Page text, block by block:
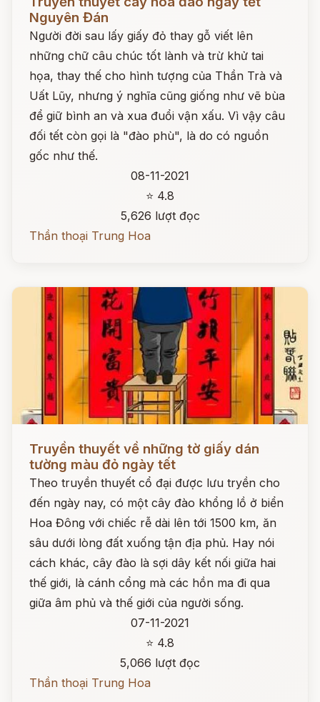
Nguyên Đán
Người đời sau lấy giấy đỏ thay gỗ viết lên
những chữ câu chúc tốt lành và trừ khử tai
họa, thay thế cho hình tượng của Thần Trà và
Uất Lũy, nhưng ý nghĩa cũng giống như vẽ bùa
để giữ bình an và xua đuổi vận xấu. Vì vậy câu
đối tết còn gọi là "đào phù", là do có nguồn
gốc như thế.
08-11-2021
⭐ 4.8
5,626 lượt đọc
Thần thoại Trung Hoa
Đọc ngay
Truyền thuyết về những tờ giấy dán
tường màu đỏ ngày tết
Theo truyền thuyết cổ đại được lưu tryền cho
đến ngày nay, có một cây đào khổng lồ ở biển
Hoa Đông với chiếc rễ dài lên tới 1500 km, ăn
sâu dưới lòng đất xuống tận địa phủ. Hay nói
cách khác, cây đào là sợi dây kết nối giữa hai
thế giới, là cánh cổng mà các hồn ma đi qua
giữa âm phủ và thế giới của người sống.
07-11-2021
⭐ 4.8
5,066 lượt đọc
Thần thoại Trung Hoa